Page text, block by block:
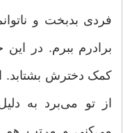
فردی بدبخت و
برادرم ببرم. در
کمک دخترش بشتابد.
از تو می‌برد به